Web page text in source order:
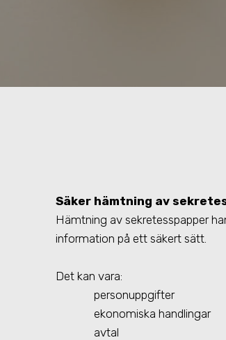
Säker hämtning av
Hämtning av sekretesspapper
information på ett säkert sätt.
Det kan vara:
personuppgifter
ekonomiska handlingar
avtal